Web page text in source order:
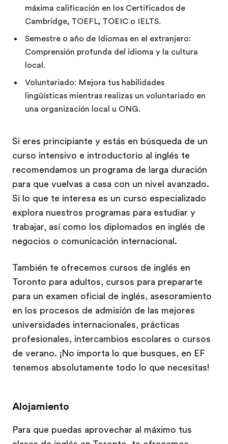
máxima calificación en los Certificados de
Cambridge, TOEFL, TOEIC o IELTS.
Semestre o año de Idiomas en el extranjero:
Comprensión profunda del idioma y la cultura
local.
Voluntariado: Mejora tus habilidades
lingüísticas mientras realizas un voluntariado en
una organización local u ONG.
Si eres principiante y estás en búsqueda de un
curso intensivo e introductorio al inglés te
recomendamos un programa de larga duración
para que vuelvas a casa con un nivel avanzado.
Si lo que te interesa es un curso especializado
explora nuestros programas para estudiar y
trabajar, así como los diplomados en inglés de
negocios o comunicación internacional.
También te ofrecemos cursos de inglés en
Toronto para adultos, cursos para prepararte
para un examen oficial de inglés, asesoramiento
en los procesos de admisión de las mejores
universidades internacionales, prácticas
profesionales, intercambios escolares o cursos
de verano. ¡No importa lo que busques, en EF
tenemos absolutamente todo lo que necesitas!
Alojamiento
Para que puedas aprovechar al máximo tus